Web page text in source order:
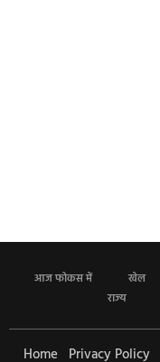
आज फोकस में खेल
राज्य
Home Privacy Policy